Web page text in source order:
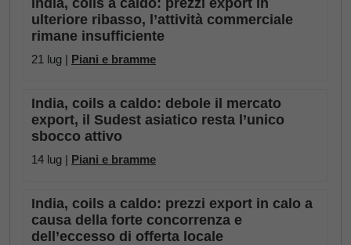
India, coils a caldo: prezzi export in
ulteriore ribasso, l’attività commerciale
rimane insufficiente
21 lug | Piani e bramme
India, coils a caldo: debole il mercato
export, il Sudest asiatico resta l’unico
sbocco attivo
14 lug | Piani e bramme
India, coils a caldo: prezzi export in calo a
causa della forte concorrenza e
dell’eccesso di offerta locale